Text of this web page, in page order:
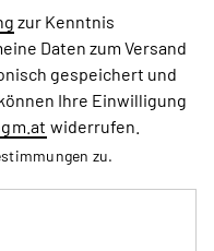
zur Kenntnis
Daten zum Versand
gespeichert und
Ihre Einwilligung
.at widerrufen.
zu.